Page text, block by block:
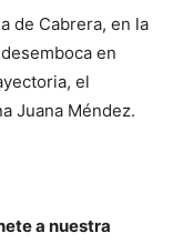
de Cabrera, en la
en
el
Juana Méndez.
a nuestra